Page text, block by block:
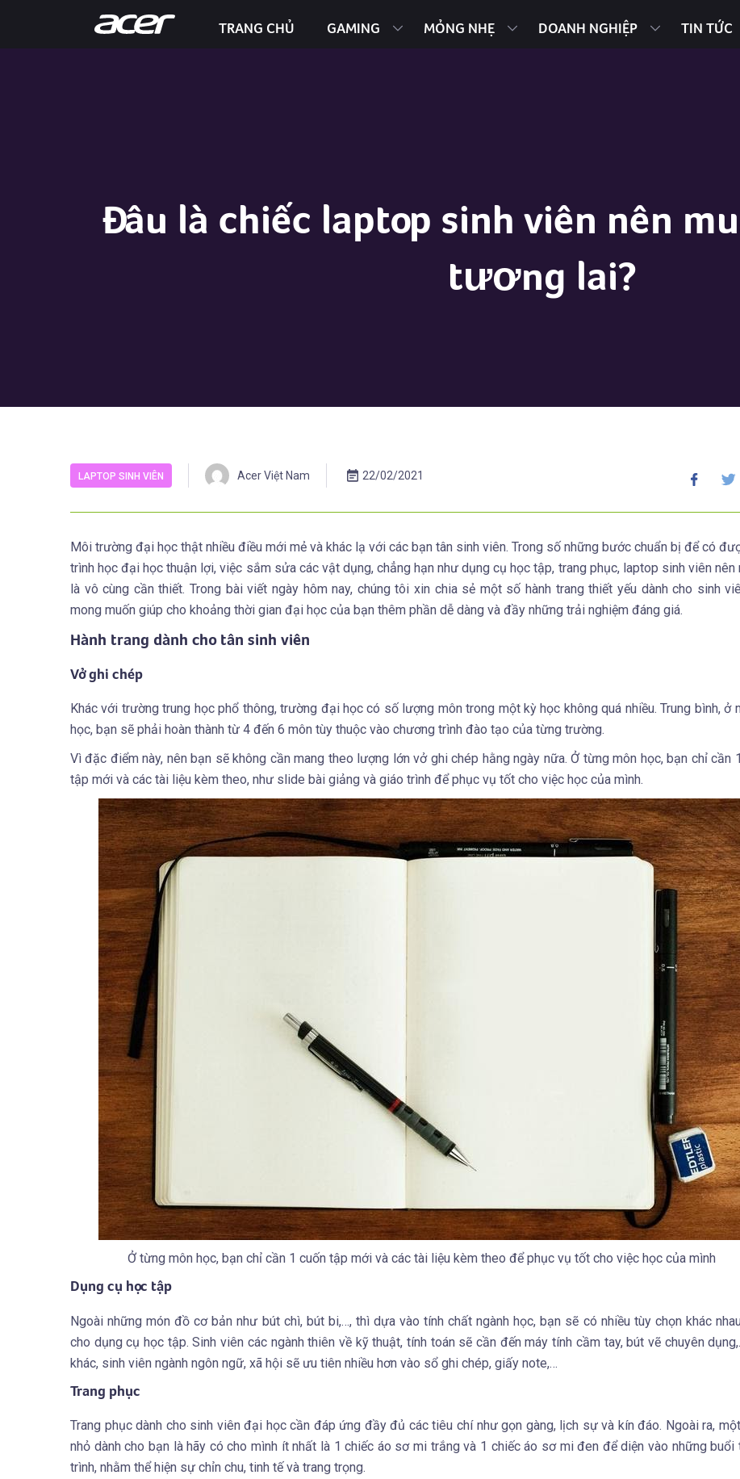
TRANG CHỦ GAMING MỎNG NHẸ DOANH NGHIỆP TIN TỨC
Đâu là chiếc laptop sinh viên nên
tương lai?
LAPTOP SINH VIÊN Acer Việt Nam 22/02/2021
Môi trường đại học thật nhiều điều mới mẻ và khác lạ với các bạn tân sinh viên. Trong số những bước chuẩn bị để có
trình học đại học thuận lợi, việc sắm sửa các vật dụng, chẳng hạn như dụng cụ học tập, trang phục, laptop sinh viên nên
là vô cùng cần thiết. Trong bài viết ngày hôm nay, chúng tôi xin chia sẻ một số hành trang thiết yếu dành cho sinh
mong muốn giúp cho khoảng thời gian đại học của bạn thêm phần dễ dàng và đầy những trải nghiệm đáng giá.
Hành trang dành cho tân sinh viên
Vở ghi chép
Khác với trường trung học phổ thông, trường đại học có số lượng môn trong một kỳ học không quá nhiều. Trung bình, ở
học, bạn sẽ phải hoàn thành từ 4 đến 6 môn tùy thuộc vào chương trình đào tạo của từng trường.
Vì đặc điểm này, nên bạn sẽ không cần mang theo lượng lớn vở ghi chép hằng ngày nữa. Ở từng môn học, bạn chỉ cần
tập mới và các tài liệu kèm theo, như slide bài giảng và giáo trình để phục vụ tốt cho việc học của mình.
Ở từng môn học, bạn chỉ cần 1 cuốn tập mới và các tài liệu kèm theo để phục vụ tốt cho việc học của mình
Dụng cụ học tập
Ngoài những món đồ cơ bản như bút chì, bút bi,…, thì dựa vào tính chất ngành học, bạn sẽ có nhiều tùy chọn khác
cho dụng cụ học tập. Sinh viên các ngành thiên về kỹ thuật, tính toán sẽ cần đến máy tính cầm tay, bút vẽ chuyên
khác, sinh viên ngành ngôn ngữ, xã hội sẽ ưu tiên nhiều hơn vào sổ ghi chép, giấy note,…
Trang phục
Trang phục dành cho sinh viên đại học cần đáp ứng đầy đủ các tiêu chí như gọn gàng, lịch sự và kín đáo. Ngoài ra,
nhỏ dành cho bạn là hãy có cho mình ít nhất là 1 chiếc áo sơ mi trắng và 1 chiếc áo sơ mi đen để diện vào những buổi
trình, nhằm thể hiện sự chỉn chu, tinh tế và trang trọng.